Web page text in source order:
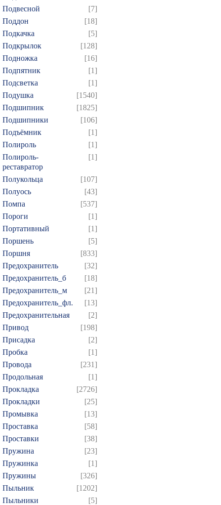
Подвесной
[7]
Поддон
[18]
Подкачка
[5]
Подкрылок
[128]
Подножка
[16]
Подпятник
[1]
Подсветка
[1]
Подушка
[1540]
Подшипник
[1825]
Подшипники
[106]
Подъёмник
[1]
Полироль
[1]
Полироль-
реставратор
[1]
Полукольца
[107]
Полуось
[43]
Помпа
[537]
Пороги
[1]
Портативный
[1]
Поршень
[5]
Поршня
[833]
Предохранитель
[32]
Предохранитель_б
[18]
Предохранитель_м
[21]
Предохранитель_фл.
[13]
Предохранительная
[2]
Привод
[198]
Присадка
[2]
Пробка
[1]
Провода
[231]
Продольная
[1]
Прокладка
[2726]
Прокладки
[25]
Промывка
[13]
Проставка
[58]
Проставки
[38]
Пружина
[23]
Пружинка
[1]
Пружины
[326]
Пыльник
[1202]
Пыльники
[5]